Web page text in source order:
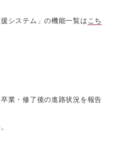
システム」の機能一覧は こち
業・修了後の進路状況を報告